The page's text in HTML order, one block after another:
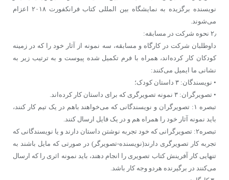
نویسنده برگزیده به نمایشگاه بین ‌المللی کتاب فرانکفورت ۲۰۱۸ اعزام
می‌شوند.
۲٫ نحوه شرکت در مسابقه:
داوطلبان شرکت در کارگاه و مسابقه، سه نمونه از آثار خود را که در زمینه
کودکان کار کرده‌اند، همراه با فرم تکمیل شده پیوست و به ترتیب زیر به
نشانی ما ایمیل می‌کنند:
• نویسندگان: ۳ داستان کودک؛
• تصویرگران: ۳ نمونه تصویرگری که برای داستان کار کرده‌اند.
تبصره ۱: تصویرگران و نویسندگانی که می‌خواهند باهم در یک تیم کار کنند،
باید نمونه آثار خود را همراه هم و در یک فایل ارسال کنند.
تبصره۲: تصویرگرانی که خود تجربه نوشتن داستان دارند و یا نویسندگانی که
تجربه کار تصویرگری دارند(نویسنده-تصویرگر) در صورتی که مایل باشند به
تنهایی کار آفرینش کتاب تصویری را انجام دهند، باید نمونه اثری را که ارسال
می‌کنند در برگیرنده هردو وجه کار باشد.